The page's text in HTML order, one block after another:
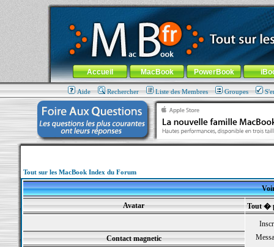
MacBook-fr.com : 100% Apple... 100% nomade !
Aller au contenu-Aller au menu général-Aller au menu de
Menu général
Accueil MacBook PowerBook
Aide Rechercher Liste des Membres Groupes
Tout sur les MacBook Index du Forum
Avatar
Tout �
Contact magnetic